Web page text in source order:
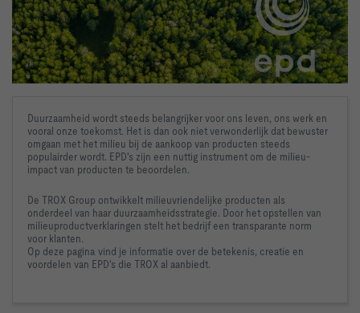
Duurzaamheid wordt steeds belangrijker voor ons leven, ons werk en
vooral onze toekomst. Het is dan ook niet verwonderlijk dat bewuster
omgaan met het milieu bij de aankoop van producten steeds
populairder wordt. EPD's zijn een nuttig instrument om de milieu-
impact van producten te beoordelen.
De TROX Group ontwikkelt milieuvriendelijke producten als
onderdeel van haar duurzaamheidsstrategie. Door het opstellen van
milieuproductverklaringen stelt het bedrijf een transparante norm
voor klanten.
Op deze pagina vind je informatie over de betekenis, creatie en
voordelen van EPD's die TROX al aanbiedt.